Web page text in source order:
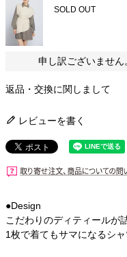
SOLD OUT
申し訳ございません
返品・交換に関しまして
レビューを書く
●Design
こだわりのディティールが
1枚で着てもサマになるシ